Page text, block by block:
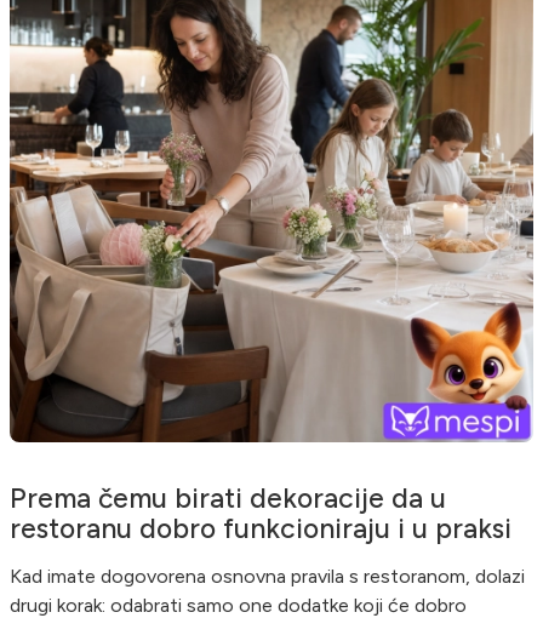
Prema čemu birati dekoracije da u
restoranu dobro funkcioniraju i u praksi
Kad imate dogovorena osnovna pravila s restoranom, dolazi
drugi korak: odabrati samo one dodatke koji će dobro